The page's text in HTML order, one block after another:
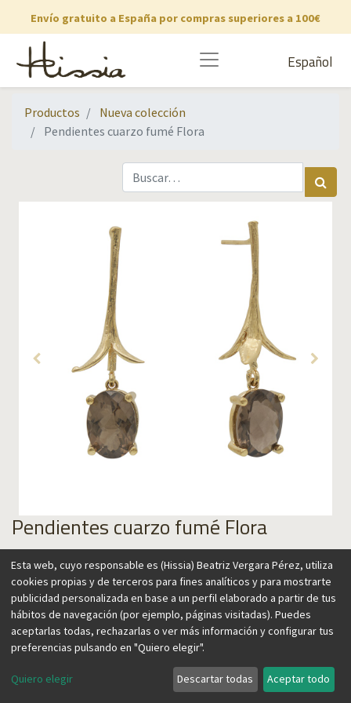
Envío gratuito a España por compras superiores a 100€
Español
Productos
Nueva colección
Pendientes cuarzo fumé Flora
Pendientes cuarzo fumé Flora
169,00 €
Agregar al carrito
Esta web, cuyo responsable es (Hissia) Beatriz Vergara Pérez, utiliza
cookies propias y de terceros para fines analíticos y para mostrarte
publicidad personalizada en base a un perfil elaborado a partir de tus
hábitos de navegación (por ejemplo, páginas visitadas). Puedes
aceptarlas todas, rechazarlas o ver más información y configurar tus
preferencias pulsando en "Quiero elegir".
Quiero elegir Descartar todas Aceptar todo